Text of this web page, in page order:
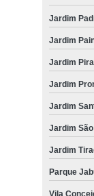
Jardim
Jardim
Jardim
Jardim
Jardim
Jardim
Jardim
Parque
Vila